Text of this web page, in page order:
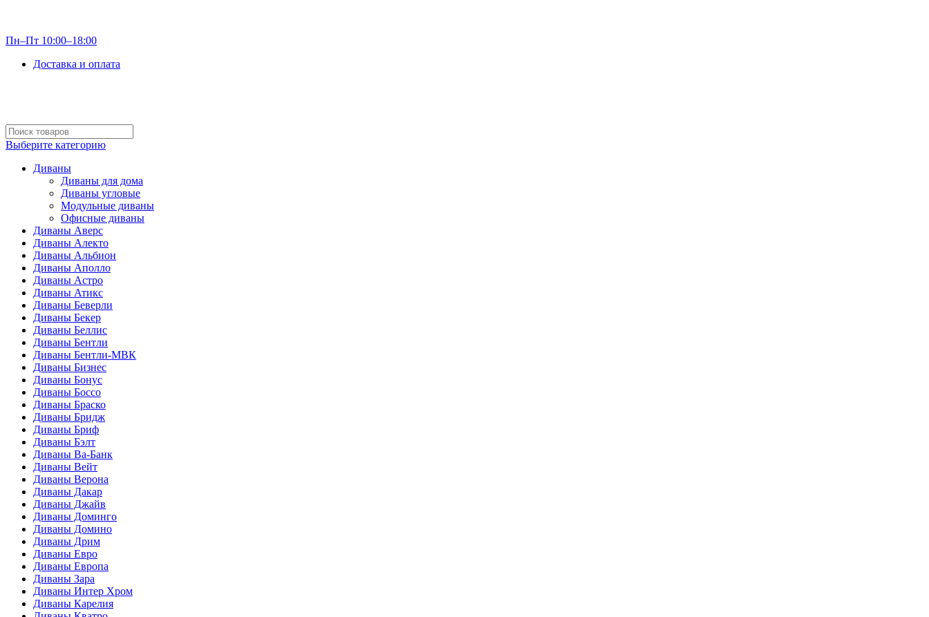
Пн–Пт 10:00–18:00
Доставка и оплата
Выберите категорию
Диваны
Диваны для дома
Диваны угловые
Модульные диваны
Офисные диваны
Диваны Аверс
Диваны Алекто
Диваны Альбион
Диваны Аполло
Диваны Астро
Диваны Атикс
Диваны Беверли
Диваны Бекер
Диваны Беллис
Диваны Бентли
Диваны Бентли-МВК
Диваны Бизнес
Диваны Бонус
Диваны Боссо
Диваны Браско
Диваны Бридж
Диваны Бриф
Диваны Бэлт
Диваны Ва-Банк
Диваны Вейт
Диваны Верона
Диваны Дакар
Диваны Джайв
Диваны Доминго
Диваны Домино
Диваны Дрим
Диваны Евро
Диваны Европа
Диваны Зара
Диваны Интер Хром
Диваны Карелия